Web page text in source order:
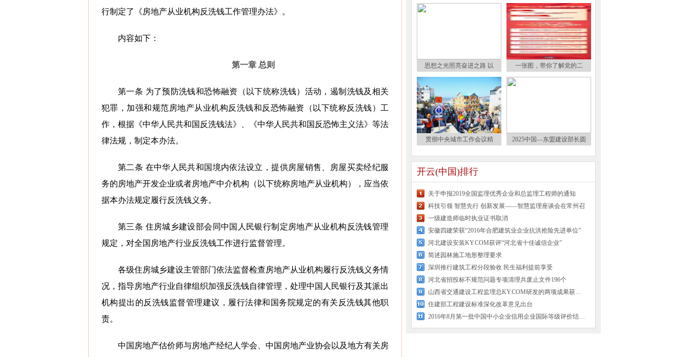
行制定了《房地产从业机构反洗钱工作管理办法》。
内容如下：
第一章 总则
第一条 为了预防洗钱和恐怖融资（以下统称洗钱）活动，遏制洗钱及相关
犯罪，加强和规范房地产从业机构反洗钱和反恐怖融资（以下统称反洗钱）工
作，根据《中华人民共和国反洗钱法》、《中华人民共和国反恐怖主义法》等法
律法规，制定本办法。
第二条 在中华人民共和国境内依法设立，提供房屋销售、房屋买卖经纪服
务的房地产开发企业或者房地产中介机构（以下统称房地产从业机构），应当依
据本办法规定履行反洗钱义务。
第三条 住房城乡建设部会同中国人民银行制定房地产从业机构反洗钱管理
规定，对全国房地产行业反洗钱工作进行监督管理。
各级住房城乡建设主管部门依法监督检查房地产从业机构履行反洗钱义务情
况，指导房地产行业自律组织加强反洗钱自律管理，处理中国人民银行及其派出
机构提出的反洗钱监督管理建议，履行法律和国务院规定的有关反洗钱其他职
责。
中国房地产估价师与房地产经纪人学会、中国房地产业协会以及地方有关房
思想之光照亮奋进之路 以 一张图，带你了解党的二
贯彻中央城市工作会议精 2025中国—东盟建设部长圆
开云(中国)排行
关于申报2019全国监理优秀企业和总监理工程师的通知
科技引领 智慧先行 创新发展——智慧监理座谈会在常州召
一级建造师临时执业证书取消
安徽四建荣获“2016年合肥建筑业企业抗洪抢险先进单位”
河北建设安装KY.COM获评“河北省十佳诚信企业”
简述园林施工地形整理要求
深圳推行建筑工程分段验收 民生福利提前享受
河北省招投标不规范问题专项清理共废止文件196个
山西省交通建设工程监理总KY.COM研发的两项成果获得国家
住建部工程建设标准深化改革意见出台
2016年8月第一批中国中小企业信用企业国际等级评价结果公